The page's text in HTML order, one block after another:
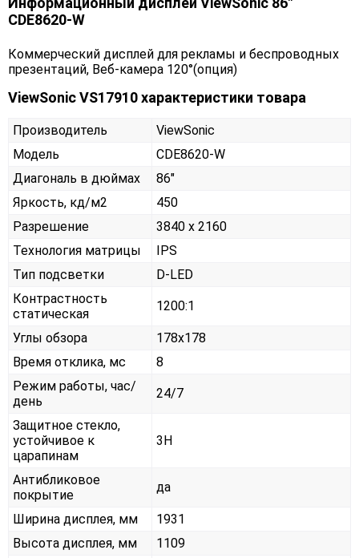
CDE8620-W
Коммерческий дисплей для рекламы и беспроводных
презентаций, Веб-камера 120°(опция)
ViewSonic VS17910 характеристики товара
Производитель
ViewSonic
Модель
CDE8620-W
Диагональ в дюймах
86"
Яркость, кд/м2
450
Разрешение
3840 x 2160
Технология матрицы
IPS
Тип подсветки
D-LED
Контрастность
статическая
1200:1
Углы обзора
178x178
Время отклика, мс
8
Режим работы, час/
день
24/7
Защитное стекло,
устойчивое к
царапинам
3H
Антибликовое
покрытие
да
Ширина дисплея, мм
1931
Высота дисплея, мм
1109